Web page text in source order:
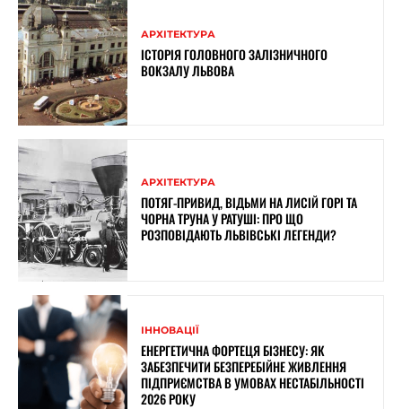
АРХІТЕКТУРА
ІСТОРІЯ ГОЛОВНОГО ЗАЛІЗНИЧНОГО
ВОКЗАЛУ ЛЬВОВА
АРХІТЕКТУРА
ПОТЯГ-ПРИВИД, ВІДЬМИ НА ЛИСІЙ ГОРІ ТА
ЧОРНА ТРУНА У РАТУШІ: ПРО ЩО
РОЗПОВІДАЮТЬ ЛЬВІВСЬКІ ЛЕГЕНДИ?
ІННОВАЦІЇ
ЕНЕРГЕТИЧНА ФОРТЕЦЯ БІЗНЕСУ: ЯК
ЗАБЕЗПЕЧИТИ БЕЗПЕРЕБІЙНЕ ЖИВЛЕННЯ
ПІДПРИЄМСТВА В УМОВАХ НЕСТАБІЛЬНОСТІ
2026 РОКУ